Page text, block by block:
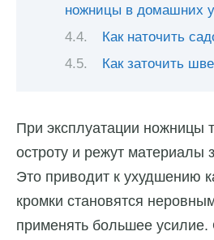
ножницы в домашних
Как наточить
Как заточить
При эксплуатации ножницы
остроту и режут материалы
Это приводит к ухудшению
кромки становятся
применять большее